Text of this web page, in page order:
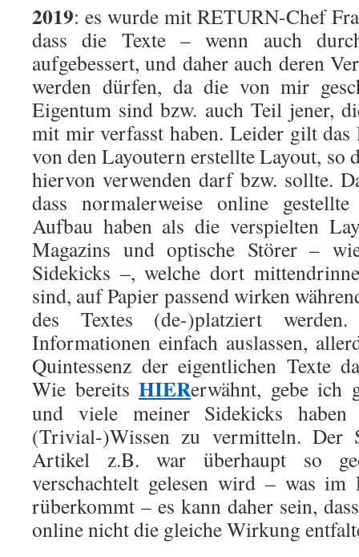
2019: es wurde mit RETURN-Chef
dass die Texte – wenn auch
aufgebessert, und daher auch deren
werden dürfen, da die von mir
Eigentum sind bzw. auch Teil jener,
mit mir verfasst haben. Leider gilt das
von den Layoutern erstellte Layout, so
hiervon verwenden darf bzw. sollte.
dass normalerweise online
Aufbau haben als die verspielten
Magazins und optische Störer –
Sidekicks –, welche dort
sind, auf Papier passend wirken
des Textes (de-)platziert
Informationen einfach auslassen,
Quintessenz der eigentlichen Texte
Wie bereits HIERerwähnt, gebe ich
und viele meiner Sidekicks
(Trivial-)Wissen zu vermitteln. Der
Artikel z.B. war überhaupt so
verschachtelt gelesen wird – was
rüberkommt – es kann daher sein,
online nicht die gleiche Wirkung